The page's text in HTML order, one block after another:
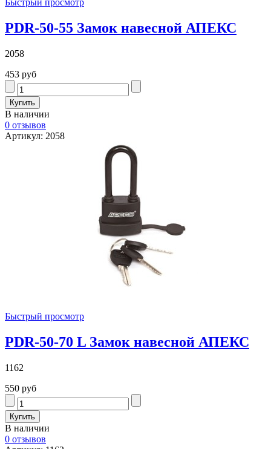
Быстрый просмотр
PDR-50-55 Замок навесной АПЕКС
2058
453 руб
В наличии
0 отзывов
Артикул: 2058
Быстрый просмотр
PDR-50-70 L Замок навесной АПЕКС
1162
550 руб
В наличии
0 отзывов